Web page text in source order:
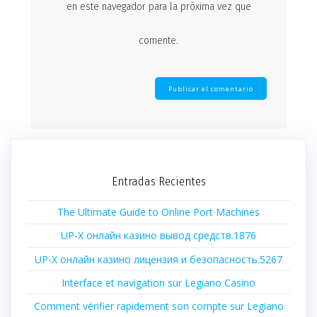
en este navegador para la próxima vez que
comente.
Entradas Recientes
The Ultimate Guide to Online Port Machines
UP-X онлайн казино вывод средств.1876
UP-X онлайн казино лицензия и безопасность.5267
Interface et navigation sur Legiano Casino
Comment vérifier rapidement son compte sur Legiano